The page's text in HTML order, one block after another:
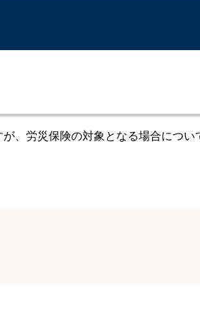
、労災保険の対象となる場合につい